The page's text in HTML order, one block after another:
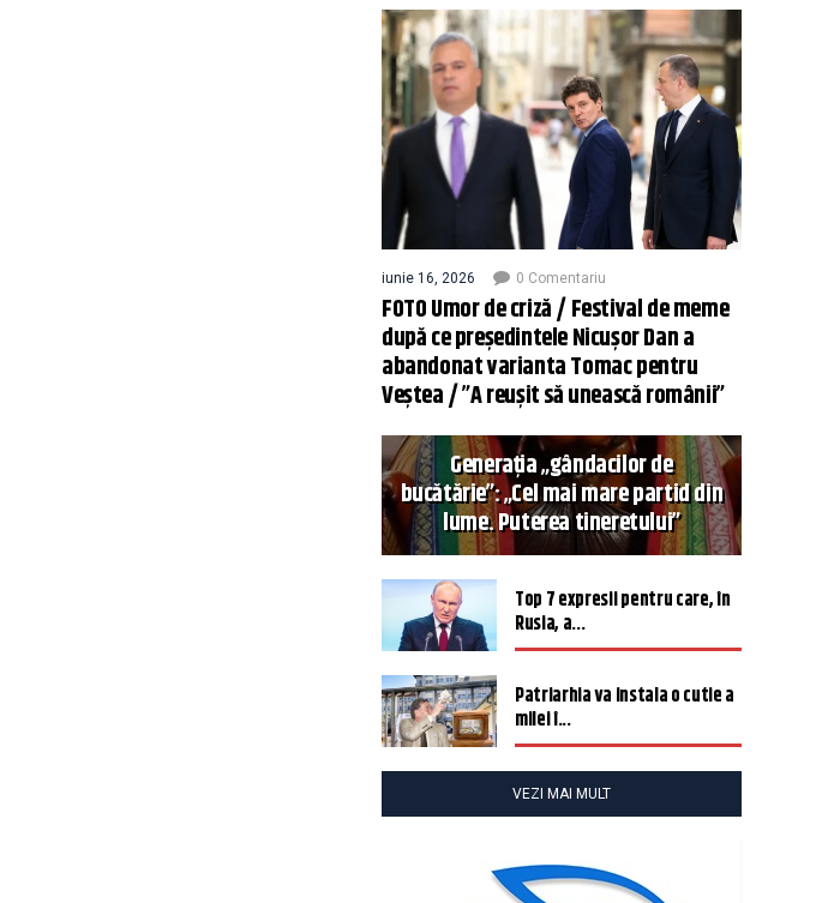
iunie 16, 2026 0 Comentariu
FOTO Umor de criză / Festival de meme
după ce președintele Nicușor Dan a
abandonat varianta Tomac pentru
Veștea / ”A reușit să unească românii”
Generația „gândacilor de
bucătărie”: „Cel mai mare partid din
lume. Puterea tineretului”
Top 7 expresii pentru care, în
Rusia, a...
Patriarhia va instala o cutie a
milei î...
VEZI MAI MULT